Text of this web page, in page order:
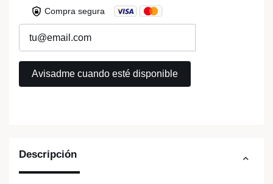
Descripción
Compra segura